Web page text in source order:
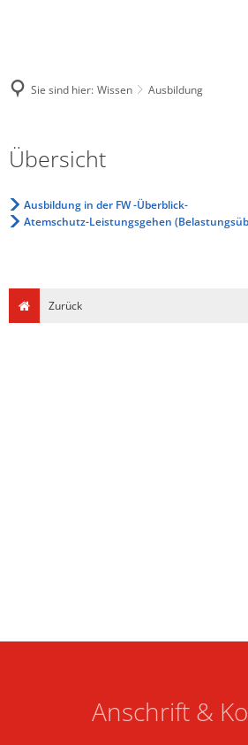
Sie sind hier: Wissen Ausbildung
Übersicht
Ausbildung in der FW -Überblick-
Atemschutz-Leistungsgehen
Zurück
Anschrift &